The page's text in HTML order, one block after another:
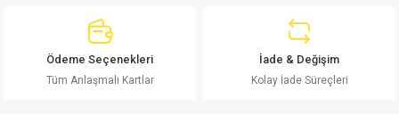
Ürün bilgilerinde hatalar bulunuyor.
Bu ürüne benzer farklı alternatifler olmalı.
Ödeme Seçenekleri
Tüm Anlaşmalı Kartlar
İade & Değişim
Kolay İade Süreçleri